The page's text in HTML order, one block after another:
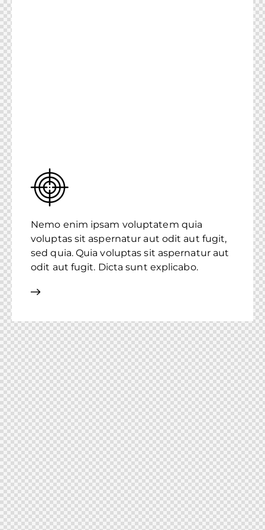
Nemo enim ipsam voluptatem quia
voluptas sit aspernatur aut odit aut fugit,
sed quia. Quia voluptas sit aspernatur aut
odit aut fugit. Dicta sunt explicabo.